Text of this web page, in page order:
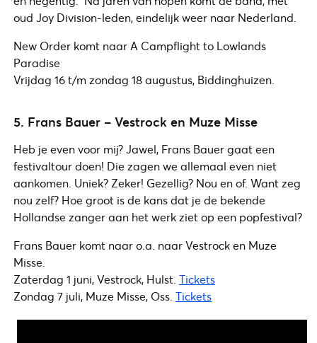
oud Joy Division-leden, eindelijk weer naar Nederland.
New Order komt naar A Campflight to Lowlands
Paradise
Vrijdag 16 t/m zondag 18 augustus, Biddinghuizen.
5. Frans Bauer – Vestrock en Muze Misse
Heb je even voor mij? Jawel, Frans Bauer gaat een
festivaltour doen! Die zagen we allemaal even niet
aankomen. Uniek? Zeker! Gezellig? Nou en of. Want zeg
nou zelf? Hoe groot is de kans dat je de bekende
Hollandse zanger aan het werk ziet op een popfestival?
Frans Bauer komt naar o.a. naar Vestrock en Muze
Misse.
Zaterdag 1 juni, Vestrock, Hulst. Tickets
Zondag 7 juli, Muze Misse, Oss. Tickets